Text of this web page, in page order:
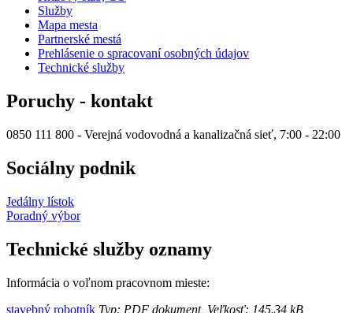
Služby
Mapa mesta
Partnerské mestá
Prehlásenie o spracovaní osobných údajov
Technické služby
Poruchy - kontakt
0850 111 800 - Verejná vodovodná a kanalizačná sieť, 7:00 - 22:00
Sociálny podnik
Jedálny lístok
Poradný výbor
Technické služby oznamy
Informácia o voľnom pracovnom mieste:
stavebný robotník Typ: PDF dokument, Veľkosť: 145.34 kB